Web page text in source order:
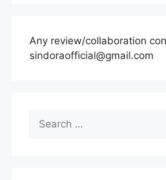
Any review/collaboration
sindoraofficial@gmail.com
for: